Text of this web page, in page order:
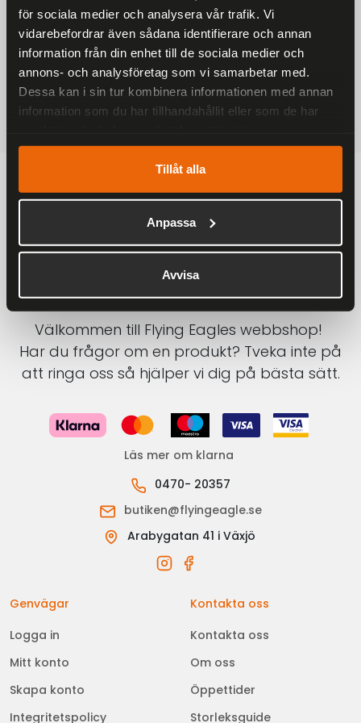
för sociala medier och analysera vår trafik. Vi
vidarebefordrar även sådana identifierare och annan
information från din enhet till de sociala medier och
annons- och analysföretag som vi samarbetar med.
Dessa kan i sin tur kombinera informationen med annan
information som du har tillhandahållit eller som de har
Tillåt alla
Anpassa
Avvisa
På alla ordrar över 2000 kr
1-3 DAGAR LEVERANS
Inom Sverige med DHL
SÄKRA BETALNINGAR
Betalkort, Klarna eller Swish
Välkommen till Flying Eagles webbshop!
Har du frågor om en produkt? Tveka inte på
att ringa oss så hjälper vi dig på bästa sätt.
Läs mer om klarna
0470- 20357
butiken@flyingeagle.se
Arabygatan 41 i Växjö
Genvägar
Logga in
Mitt konto
Skapa konto
Integritetspolicy
Kontakta oss
Kontakta oss
Om oss
Öppettider
Storleksguide